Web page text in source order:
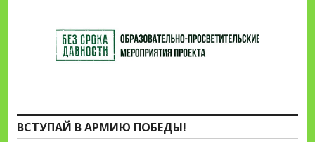
ВСТУПАЙ В АРМИЮ ПОБЕДЫ!